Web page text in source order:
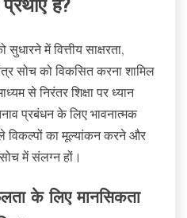
प्रथाएँ हैं?
सुधारने में वित्तीय साक्षरता,
सोच को विकसित करना शामिल
से निरंतर शिक्षा पर ध्यान
प्रबंधन के लिए भावनात्मक
विकल्पों का मूल्यांकन करने और
में संलग्न हों।
के लिए मानसिकता